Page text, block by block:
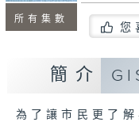
所有集數
您
簡介
為了讓市民更了